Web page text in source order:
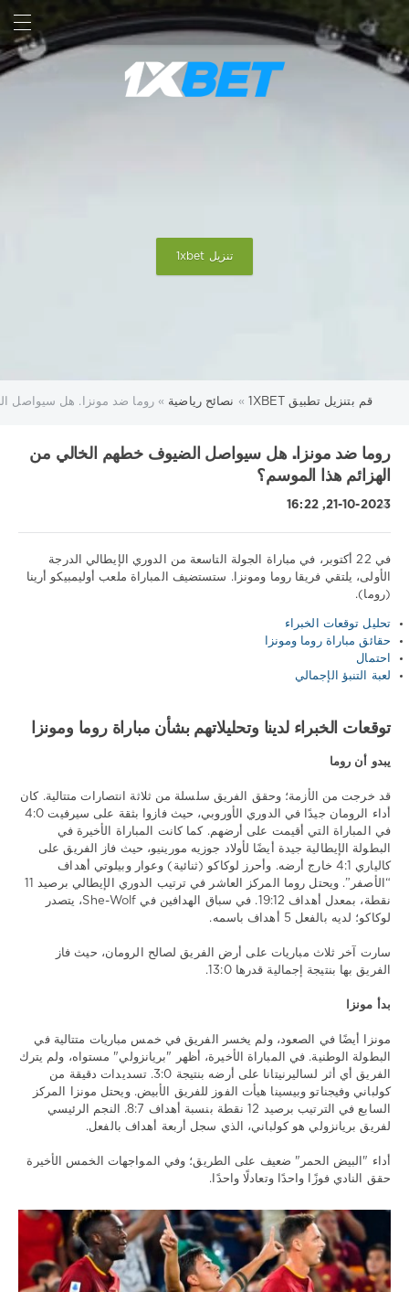
بحث
تنزيل 1xbet
قم بتنزيل تطبيق 1XBET » نصائح رياضية » روما ضد مونزا. هل سيواصل
روما ضد مونزا. هل سيواصل الضيوف خطهم الخالي من
الهزائم هذا الموسم؟
21-10-2023, 16:22
نصائح
رياضية
/
تنبؤات
كرة
1xbet
238
في 22 أكتوبر، في مباراة الجولة التاسعة من الدوري الإيطالي الدرجة
الأولى، يلتقي فريقا روما ومونزا. ستستضيف المباراة ملعب أوليمبيكو أرينا
(روما).
تحليل توقعات الخبراء
حقائق مباراة روما ومونزا
احتمال
لعبة التنبؤ الإجمالي
توقعات الخبراء لدينا وتحليلاتهم بشأن مباراة روما ومونزا
يبدو أن روما
قد خرجت من الأزمة؛ وحقق الفريق سلسلة من ثلاثة انتصارات متتالية. كان
أداء الرومان جيدًا في الدوري الأوروبي، حيث فازوا بثقة على سيرفيت 4:0
في المباراة التي أقيمت على أرضهم. كما كانت المباراة الأخيرة في
البطولة الإيطالية جيدة أيضًا لأولاد جوزيه مورينيو، حيث فاز الفريق على
كالياري 4:1 خارج أرضه. وأحرز لوكاكو (ثنائية) وعوار وبيلوتي أهداف
نقطة، بمعدل أهداف 19:12. في سباق الهدافين في She-Wolf، يتصدر
لوكاكو؛ لديه بالفعل 5 أهداف باسمه.
سارت آخر ثلاث مباريات على أرض الفريق لصالح الرومان، حيث فاز
الفريق بها بنتيجة إجمالية قدرها 13:0.
بدأ مونزا
مونزا أيضًا في الصعود، ولم يخسر الفريق في خمس مباريات متتالية في
البطولة الوطنية. في المباراة الأخيرة، أظهر "بريانزولي" مستواه، ولم يترك
الفريق أي أثر لساليرنيتانا على أرضه بنتيجة 3:0. تسديدات دقيقة من
كولباني وفيجناتو وبيسينا هيأت الفوز للفريق الأبيض. ويحتل مونزا المركز
السابع في الترتيب برصيد 12 نقطة بنسبة أهداف 8:7. النجم الرئيسي
لفريق بريانزولي هو كولباني، الذي سجل أربعة أهداف بالفعل.
أداء "البيض الحمر" ضعيف على الطريق؛ وفي المواجهات الخمس الأخيرة
حقق النادي فوزًا واحدًا وتعادلًا واحدًا.